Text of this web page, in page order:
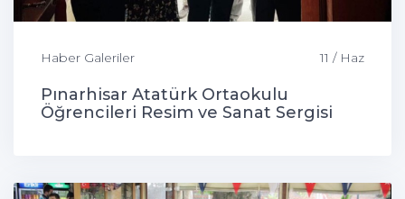
Haber Galeriler 11 / Haz
Pınarhisar Atatürk Ortaokulu
Öğrencileri Resim ve Sanat Sergisi